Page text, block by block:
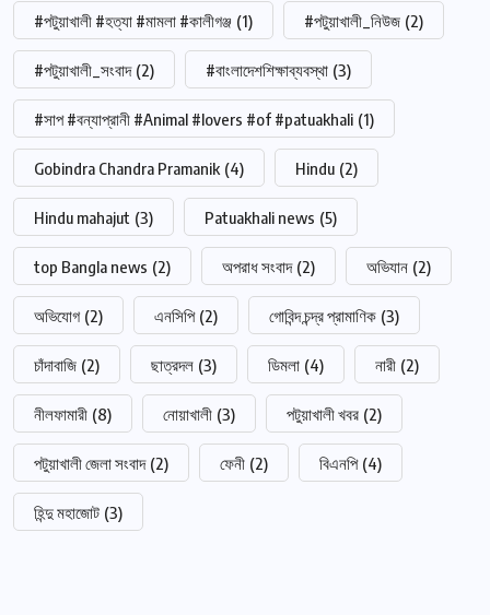
#পটুয়াখালী #হত্যা #মামলা #কালীগঞ্জ (1) #পটুয়াখালী_নিউজ (2)
#পটুয়াখালী_সংবাদ (2) #বাংলাদেশশিক্ষাব্যবস্থা (3)
#সাপ #বন্যাপ্রানী #Animal #lovers #of #patuakhali (1)
Gobindra Chandra Pramanik (4) Hindu (2)
Hindu mahajut (3) Patuakhali news (5)
top Bangla news (2) অপরাধ সংবাদ (2) অভিযান (2)
অভিযোগ (2) এনসিপি (2) গোবিন্দ চন্দ্র প্রামাণিক (3)
চাঁদাবাজি (2) ছাত্রদল (3) ডিমলা (4) নারী (2)
নীলফামারী (8) নোয়াখালী (3) পটুয়াখালী খবর (2)
পটুয়াখালী জেলা সংবাদ (2) ফেনী (2) বিএনপি (4)
হিন্দু মহাজোট (3)